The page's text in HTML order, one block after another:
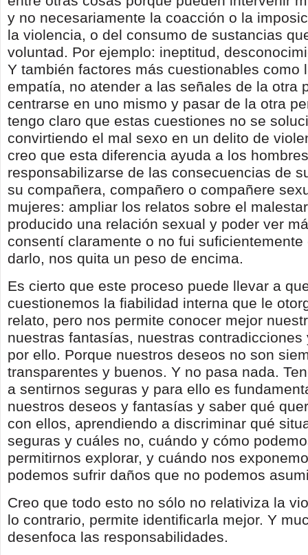
y no necesariamente la coacción o la
la violencia, o del consumo de sustancias
voluntad. Por ejemplo: ineptitud,
Y también factores más cuestionables como
empatía, no atender a las señales de la otra
centrarse en uno mismo y pasar de la otra
tengo claro que estas cuestiones no se
convirtiendo el mal sexo en un delito de
creo que esta diferencia ayuda a los
responsabilizarse de las consecuencias de
su compañera, compañero o compañere
mujeres: ampliar los relatos sobre el
producido una relación sexual y poder ver
consentí claramente o no fui suficientemente
darlo, nos quita un peso de encima.
Es cierto que este proceso puede llevar a
cuestionemos la fiabilidad interna que le
relato, pero nos permite conocer mejor
nuestras fantasías, nuestras contradicciones
por ello. Porque nuestros deseos no son
transparentes y buenos. Y no pasa nada.
a sentirnos seguras y para ello es
nuestros deseos y fantasías y saber qué
con ellos, aprendiendo a discriminar qué
seguras y cuáles no, cuándo y cómo
permitirnos explorar, y cuándo nos
podemos sufrir daños que no podemos
Creo que todo esto no sólo no relativiza la
lo contrario, permite identificarla mejor. Y
desenfoca las responsabilidades.